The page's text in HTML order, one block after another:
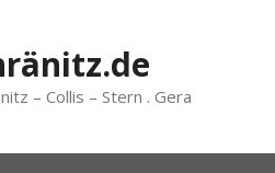
– Collis – Stern . Gera